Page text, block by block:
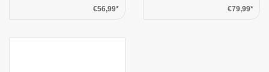
€56,99* €79,99*